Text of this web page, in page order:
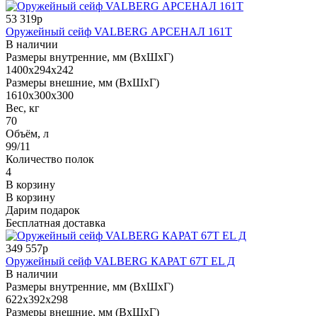
53 319р
Оружейный сейф VALBERG АРСЕНАЛ 161Т
В наличии
Размеры внутренние, мм (ВхШхГ)
1400x294x242
Размеры внешние, мм (ВхШхГ)
1610x300x300
Вес, кг
70
Объём, л
99/11
Количество полок
4
В корзину
В корзину
Дарим подарок
Бесплатная доставка
349 557р
Оружейный сейф VALBERG КАРАТ 67T EL Д
В наличии
Размеры внутренние, мм (ВхШхГ)
622x392x298
Размеры внешние, мм (ВхШхГ)